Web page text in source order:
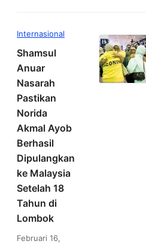
Internasional
Shamsul
Anuar
Nasarah
Pastikan
Norida
Akmal Ayob
Berhasil
Dipulangkan
ke Malaysia
Setelah 18
Tahun di
Lombok
Februari 16,